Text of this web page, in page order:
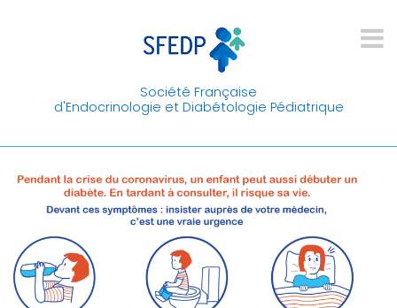
Société Française
d'Endocrinologie et Diabétologie Pédiatrique